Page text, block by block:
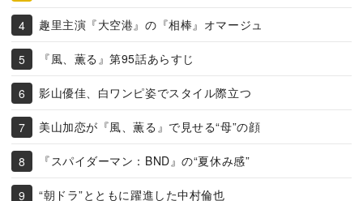
趣里主演『大空港』の『相棒』オマージュ
『風、薫る』第95話あらすじ
影山優佳、白ワンピ姿でスタイル際立つ
美山加恋が『風、薫る』で見せる“母”の顔
『スパイダーマン：BND』の“夏休み感”
“朝ドラ”とともに躍進した中村倫也